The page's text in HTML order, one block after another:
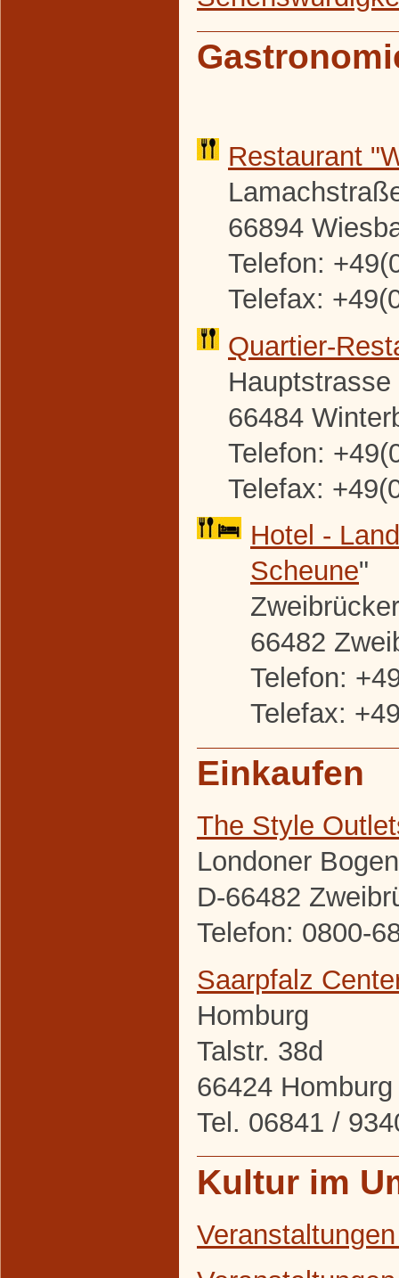
Restaurant
66894
Telefon:
Telefax:
Quartier-
Hauptstrasse
66484
Telefon:
Telefax:
Hotel -
Scheune"
66482
Telefon:
Telefax:
Einkaufen
The Style
Londoner
D-66482
Telefon: 0800-
Saarpfalz
Homburg
Talstr. 38d
66424 Homburg
Tel. 06841 /
Kultur im